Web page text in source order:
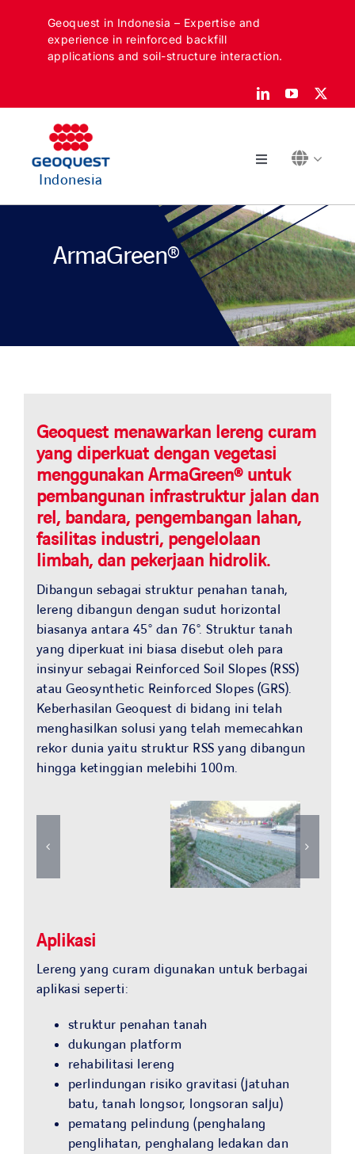
Geoquest in Indonesia – Expertise and
experience in reinforced backfill
applications and soil-structure interaction.
Indonesia
Toggle
Sektor kami
Bergabunglah dengan kami
Berita dan media
Kontak
NEGARA KAMI
OUR COUNTRIES
Search
ArmaGreen®
Geoquest menawarkan lereng curam
yang diperkuat dengan vegetasi
menggunakan ArmaGreen® untuk
pembangunan infrastruktur jalan dan
rel, bandara, pengembangan lahan,
fasilitas industri, pengelolaan
limbah, dan pekerjaan hidrolik.
Dibangun sebagai struktur penahan tanah,
lereng dibangun dengan sudut horizontal
biasanya antara 45° dan 76°. Struktur tanah
yang diperkuat ini biasa disebut oleh para
insinyur sebagai Reinforced Soil Slopes (RSS)
atau Geosynthetic Reinforced Slopes (GRS).
Keberhasilan Geoquest di bidang ini telah
menghasilkan solusi yang telah memecahkan
rekor dunia yaitu struktur RSS yang dibangun
hingga ketinggian melebihi 100m.
Aplikasi
Lereng yang curam digunakan untuk berbagai
aplikasi seperti:
struktur penahan tanah
dukungan platform
rehabilitasi lereng
perlindungan risiko gravitasi (jatuhan
batu, tanah longsor, longsoran salju)
pematang pelindung (penghalang
penglihatan, penghalang ledakan dan